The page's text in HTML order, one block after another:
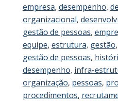
empresa, desempenho,
organizacional,
gestão de pessoas,
equipe, estrutura, gestão,
gestão de pessoas,
desempenho, infra-
organização, pessoas,
procedimentos,